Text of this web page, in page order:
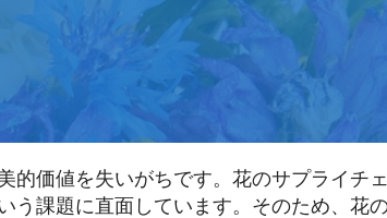
的価値を失いがちです。花のサプライチ
う課題に直面しています。そのため、花